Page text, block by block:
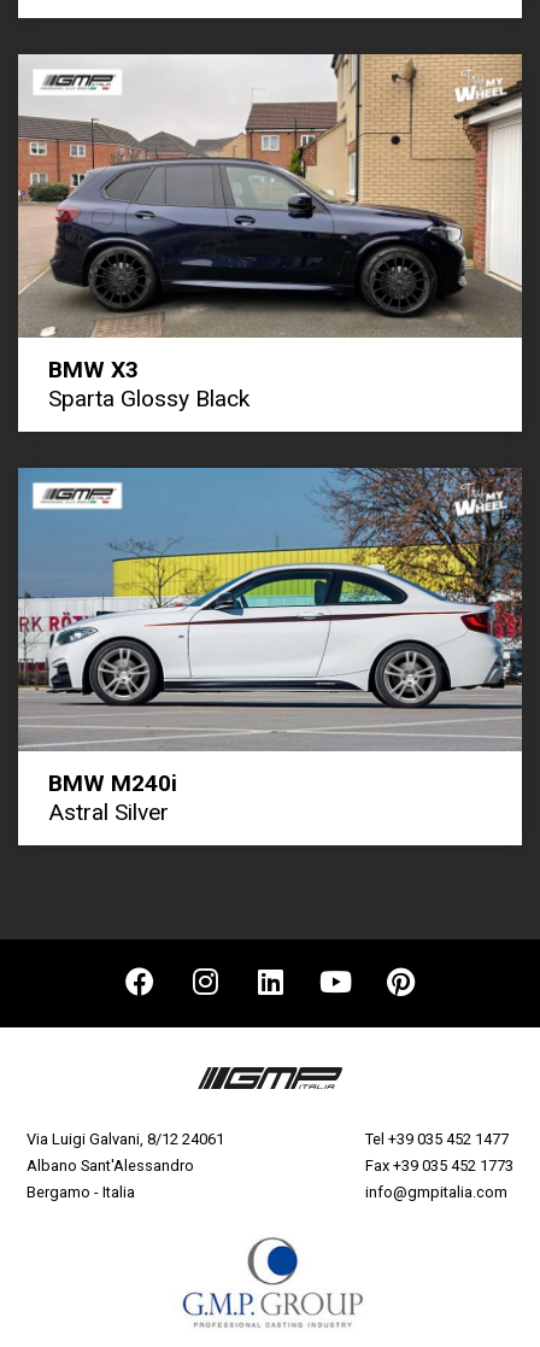
BMW X3
Sparta Glossy Black
BMW M240i
Astral Silver
Via Luigi Galvani, 8/12 24061
Albano Sant'Alessandro
Bergamo - Italia
Tel +39 035 452 1477
Fax +39 035 452 1773
info@gmpitalia.com